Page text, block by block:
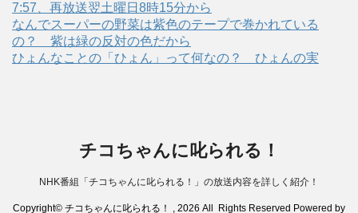
7:57、再放送翌土曜日8時15分から
なんでスーパーの野菜は紫色のテープで巻かれている
の？ 紫は緑の反対の色だから
ひょんなことの「ひょん」って何なの？ ひょんの実
チコちゃんに叱られる！
NHK番組「チコちゃんに叱られる！」の放送内容を詳しく紹介！
Copyright© チコちゃんに叱られる！ , 2026 All Rights Reserved Powered by